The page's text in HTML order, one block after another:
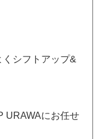
シフトアップ&
URAWAにお任せ